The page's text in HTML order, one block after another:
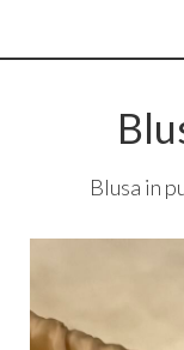
Blusa in